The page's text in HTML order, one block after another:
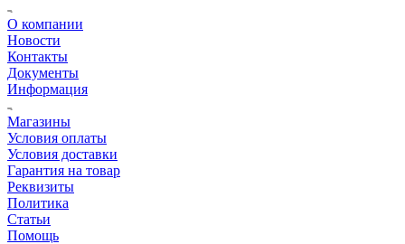
О компании
Новости
Контакты
Документы
Информация
Магазины
Условия оплаты
Условия доставки
Гарантия на товар
Реквизиты
Политика
Статьи
Помощь